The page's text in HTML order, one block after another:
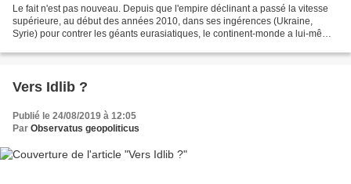
Le fait n'est pas nouveau. Depuis que l'empire déclinant a passé la vitesse
supérieure, au début des années 2010, dans ses ingérences (Ukraine,
Syrie) pour contrer les géants eurasiatiques, le continent-monde a lui-même
Vers Idlib ?
Publié le 24/08/2019 à 12:05
Par Observatus geopoliticus